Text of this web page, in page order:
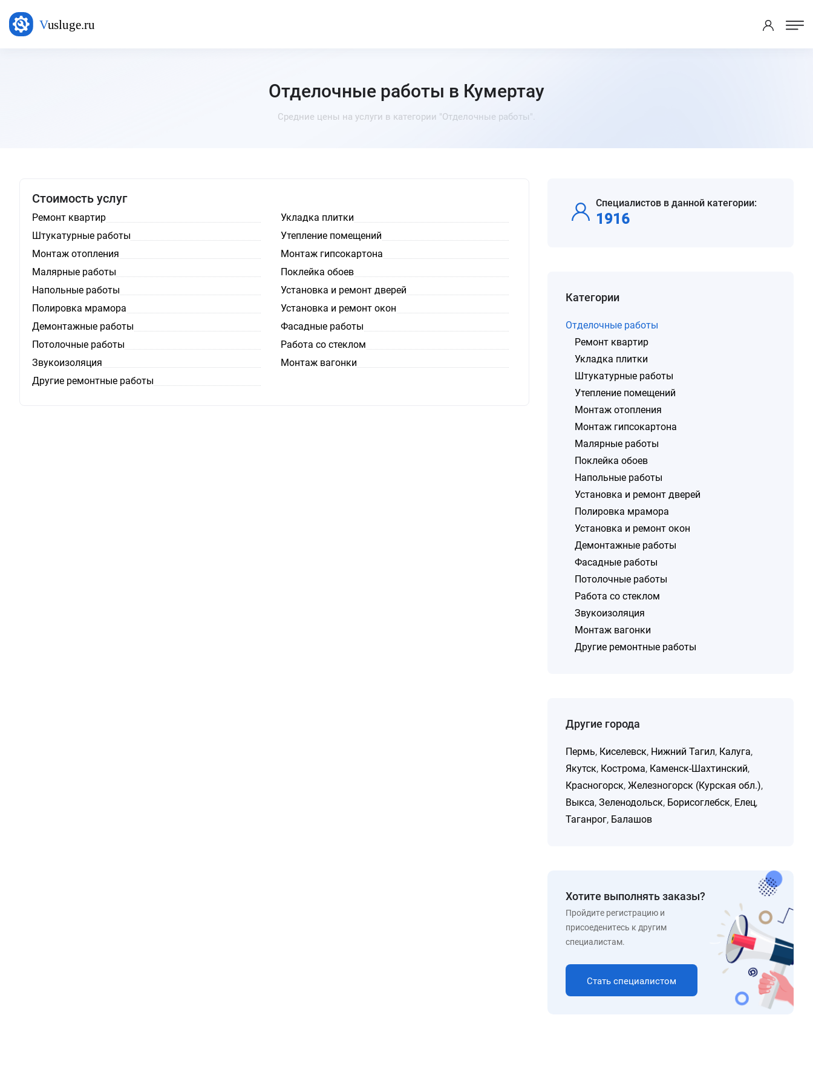
Отделочные работы в Кумертау
Средние цены на услуги в категории "Отделочные работы".
Стоимость услуг
Ремонт квартир
Укладка плитки
Штукатурные работы
Утепление помещений
Монтаж отопления
Монтаж гипсокартона
Малярные работы
Поклейка обоев
Напольные работы
Установка и ремонт дверей
Полировка мрамора
Установка и ремонт окон
Демонтажные работы
Фасадные работы
Потолочные работы
Работа со стеклом
Звукоизоляция
Монтаж вагонки
Другие ремонтные работы
Специалистов в данной категории:
1916
Категории
Отделочные работы
Ремонт квартир
Укладка плитки
Штукатурные работы
Утепление помещений
Монтаж отопления
Монтаж гипсокартона
Малярные работы
Поклейка обоев
Напольные работы
Установка и ремонт дверей
Полировка мрамора
Установка и ремонт окон
Демонтажные работы
Фасадные работы
Потолочные работы
Работа со стеклом
Звукоизоляция
Монтаж вагонки
Другие ремонтные работы
Другие города
Пермь, Киселевск, Нижний Тагил, Калуга,
Якутск, Кострома, Каменск-Шахтинский,
Красногорск,Железногорск (Курская обл.),
Выкса,Зеленодольск, Борисоглебск, Елец,
Таганрог, Балашов
Хотите выполнять заказы?
Пройдите регистрацию и
присоеденитесь к другим
специалистам.
Стать специалистом